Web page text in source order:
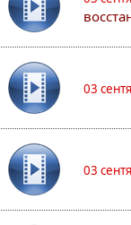
03
03